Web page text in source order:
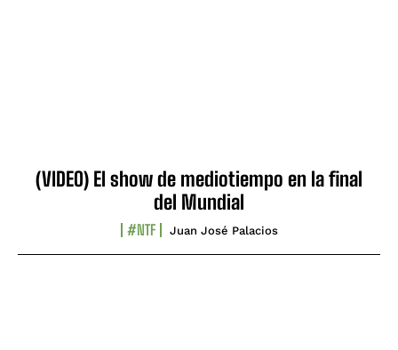
(VIDEO) El show de mediotiempo en la final
del Mundial
#NTF Juan José Palacios